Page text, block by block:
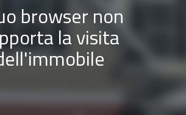
browser non
la visita